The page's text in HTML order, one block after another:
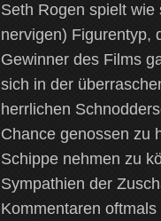
Seth Rogen spielt
nervigen) Figurentyp,
Gewinner des Films
sich in der
herrlichen
Chance genossen zu
Schippe nehmen zu
Sympathien der
Kommentaren